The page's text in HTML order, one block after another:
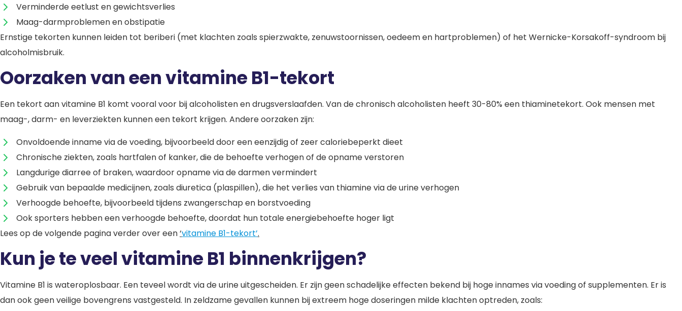
Verminderde eetlust en gewichtsverlies
Maag-darmproblemen en obstipatie
Ernstige tekorten kunnen leiden tot beriberi (met klachten zoals spierzwakte, zenuwstoornissen, oedeem en hartproblemen) of het Wernicke-Korsakoff-syndroom bij
alcoholmisbruik.
Oorzaken van een vitamine B1-tekort
Een tekort aan vitamine B1 komt vooral voor bij alcoholisten en drugsverslaafden. Van de chronisch alcoholisten heeft 30-80% een thiaminetekort. Ook mensen met
maag-, darm- en leverziekten kunnen een tekort krijgen. Andere oorzaken zijn:
Onvoldoende inname via de voeding, bijvoorbeeld door een eenzijdig of zeer caloriebeperkt dieet
Chronische ziekten, zoals hartfalen of kanker, die de behoefte verhogen of de opname verstoren
Langdurige diarree of braken, waardoor opname via de darmen vermindert
Gebruik van bepaalde medicijnen, zoals diuretica (plaspillen), die het verlies van thiamine via de urine verhogen
Verhoogde behoefte, bijvoorbeeld tijdens zwangerschap en borstvoeding
Ook sporters hebben een verhoogde behoefte, doordat hun totale energiebehoefte hoger ligt
Lees op de volgende pagina verder over een‘vitamine B1-tekort’.
Kun je te veel vitamine B1 binnenkrijgen?
Vitamine B1 is wateroplosbaar. Een teveel wordt via de urine uitgescheiden. Er zijn geen schadelijke effecten bekend bij hoge innames via voeding of supplementen. Er is
dan ook geen veilige bovengrens vastgesteld. In zeldzame gevallen kunnen bij extreem hoge doseringen milde klachten optreden, zoals: